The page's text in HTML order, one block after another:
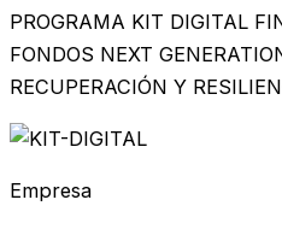
PROGRAMA KIT DIGITAL
FONDOS NEXT
RECUPERACIÓN Y
Empresa